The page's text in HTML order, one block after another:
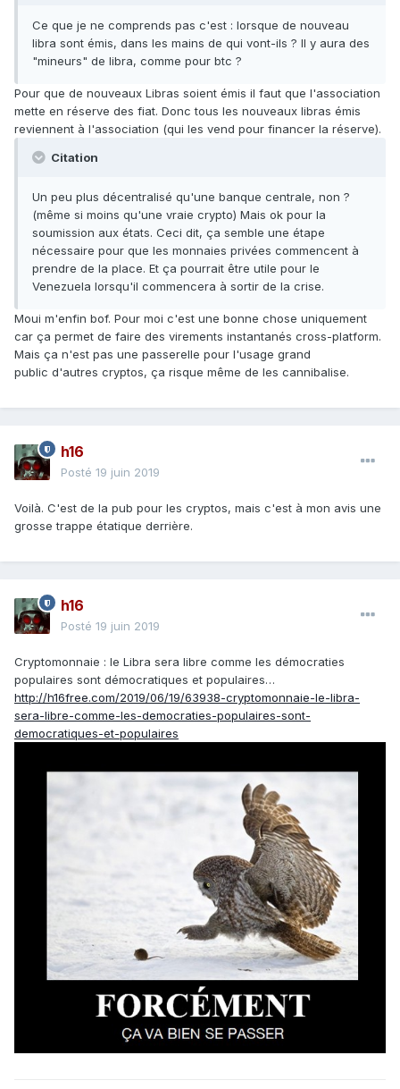
Ce que je ne comprends pas c'est : lorsque de nouveau
libra sont émis, dans les mains de qui vont-ils ? Il y aura des
"mineurs" de libra, comme pour btc ?
Pour que de nouveaux Libras soient émis il faut que l'association
mette en réserve des fiat. Donc tous les nouveaux libras émis
reviennent à l'association (qui les vend pour financer la réserve).
Citation
Un peu plus décentralisé qu'une banque centrale, non ?
(même si moins qu'une vraie crypto) Mais ok pour la
soumission aux états. Ceci dit, ça semble une étape
nécessaire pour que les monnaies privées commencent à
prendre de la place. Et ça pourrait être utile pour le
Venezuela lorsqu'il commencera à sortir de la crise.
Moui m'enfin bof. Pour moi c'est une bonne chose uniquement
car ça permet de faire des virements instantanés cross-platform.
Mais ça n'est pas une passerelle pour l'usage grand
public d'autres cryptos, ça risque même de les cannibalise.
h16
Posté 19 juin 2019
Voilà. C'est de la pub pour les cryptos, mais c'est à mon avis une
grosse trappe étatique derrière.
h16
Posté 19 juin 2019
Cryptomonnaie : le Libra sera libre comme les démocraties
populaires sont démocratiques et populaires…
http://h16free.com/2019/06/19/63938-cryptomonnaie-le-libra-
sera-libre-comme-les-democraties-populaires-sont-
democratiques-et-populaires